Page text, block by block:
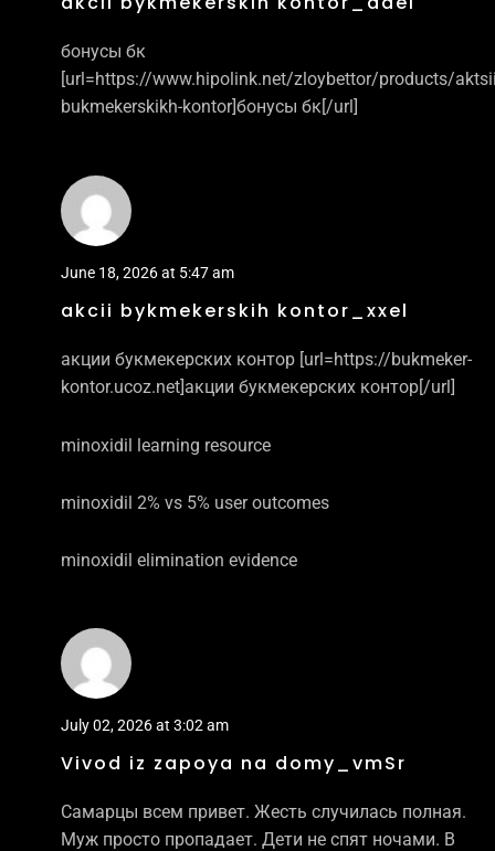
бонусы бк
[url=https://www.hipolink.net/zloybettor/products/
bukmekerskikh-kontor]бонусы бк[/url]
June 18, 2026 at 5:47 am
akcii bykmekerskih kontor_xxel
акции букмекерских контор [url=https://bukmeker-
kontor.ucoz.net]акции букмекерских контор[/url]
minoxidil learning resource
minoxidil 2% vs 5% user outcomes
minoxidil elimination evidence
July 02, 2026 at 3:02 am
Vivod iz zapoya na domy_vmSr
Самарцы всем привет. Жесть случилась полная.
Муж просто пропадает. Дети не спят ночами. В